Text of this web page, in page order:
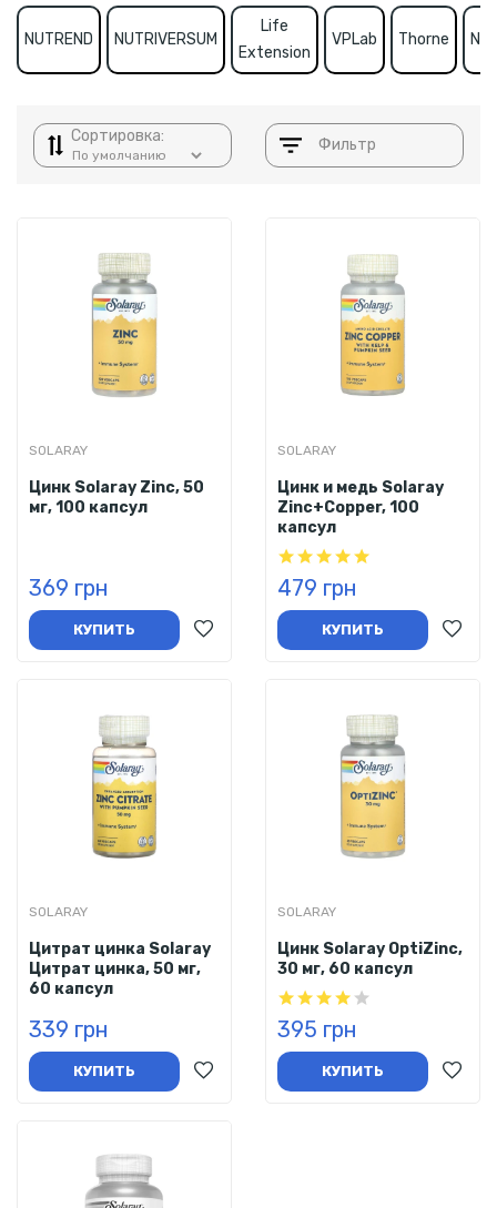
NUTREND NUTRIVERSUM
Life
Extension
VPLab Thorne
Сортировка: Фильтр
SOLARAY
Цинк Solaray Zinc, 50
мг, 100 капсул
369 грн
КУПИТЬ
SOLARAY
Цинк и медь Solaray
Zinc+Copper, 100
капсул
479 грн
КУПИТЬ
SOLARAY
Цитрат цинка Solaray
Цитрат цинка, 50 мг,
60 капсул
339 грн
КУПИТЬ
SOLARAY
Цинк Solaray OptiZinc,
30 мг, 60 капсул
395 грн
КУПИТЬ